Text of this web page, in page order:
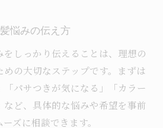
悩みの伝え方
しっかり伝えることは、理想の
の大切なステップです。まずは
「パサつきが気になる」「カラー
など、具体的な悩みや希望を事前
ズに相談できます。